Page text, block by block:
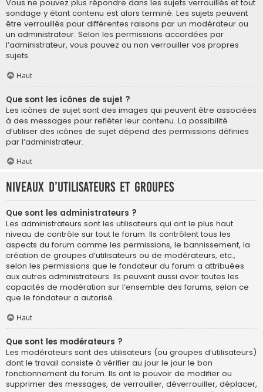
Vous ne pouvez plus répondre dans les sujets verrouillés et tout
sondage y étant contenu est alors terminé. Les sujets peuvent
être verrouillés pour différentes raisons par un modérateur ou
un administrateur. Selon les permissions accordées par
l’administrateur, vous pouvez ou non verrouiller vos propres
sujets.
Haut
Que sont les icônes de sujet ?
Les icônes de sujet sont des images qui peuvent être associées
à des messages pour refléter leur contenu. La possibilité
d’utiliser des icônes de sujet dépend des permissions définies
par l’administrateur.
Haut
Niveaux d’utilisateurs et groupes
Que sont les administrateurs ?
Les administrateurs sont les utilisateurs qui ont le plus haut
niveau de contrôle sur tout le forum. Ils contrôlent tous les
aspects du forum comme les permissions, le bannissement, la
création de groupes d’utilisateurs ou de modérateurs, etc.,
selon les permissions que le fondateur du forum a attribuées
aux autres administrateurs. Ils peuvent aussi avoir toutes les
capacités de modération sur l’ensemble des forums, selon ce
que le fondateur a autorisé.
Haut
Que sont les modérateurs ?
Les modérateurs sont des utilisateurs (ou groupes d’utilisateurs)
dont le travail consiste à vérifier au jour le jour le bon
fonctionnement du forum. Ils ont le pouvoir de modifier ou
supprimer des messages, de verrouiller, déverrouiller, déplacer,